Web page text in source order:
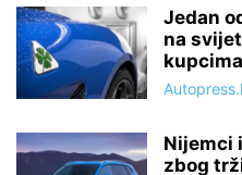
Jedan
na
Nijemci
zbog